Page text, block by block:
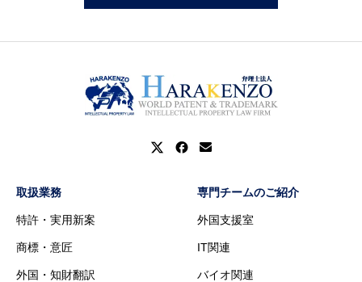
取扱業務
特許・実用新案
商標・意匠
外国・知財翻訳
専門チームのご紹介
外国支援室
IT関連
バイオ関連